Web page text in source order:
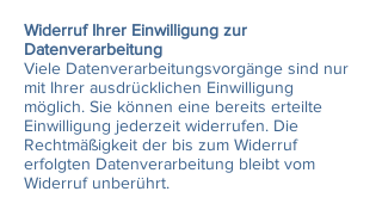
Widerruf Ihrer Einwilligung zur
Datenverarbeitung
Viele Datenverarbeitungsvorgänge sind nur
mit Ihrer ausdrücklichen Einwilligung
möglich. Sie können eine bereits erteilte
Einwilligung jederzeit widerrufen. Die
Rechtmäßigkeit der bis zum Widerruf
erfolgten Datenverarbeitung bleibt vom
Widerruf unberührt.